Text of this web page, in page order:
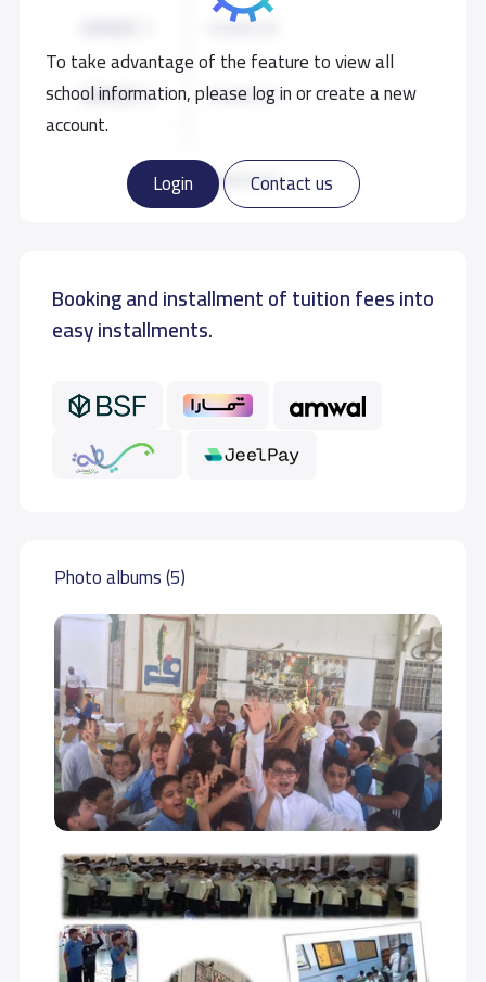
School data need to correct?Share to correct any inaccurate
To take advantage of the feature to view all
school information, please log in or create a new
account.
Login
Contact us
Read more
10,500 S.R
GRADE 2 10,500 S.R
GRADE 3 10,500 S.R
GRADE 5 12,500 S.R
Booking and installment of tuition fees into
easy installments.
Photo albums (5)